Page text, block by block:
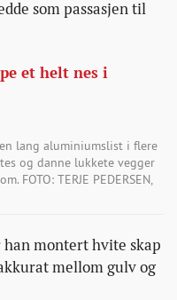
som passasjen til
et helt nes i
lang aluminiumslist i flere
og danne lukkete vegger
FOTO: TERJE PEDERSEN,
han montert hvite skap
mellom gulv og